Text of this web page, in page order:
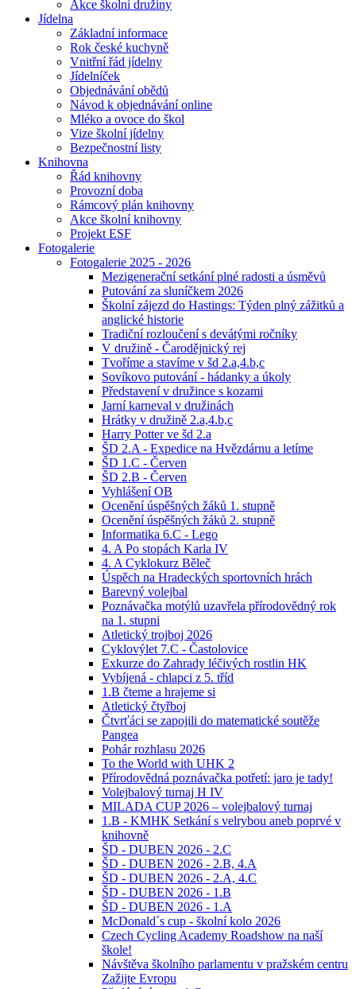
Akce školní družiny
Jídelna
Základní informace
Rok české kuchyně
Vnitřní řád jídelny
Jídelníček
Objednávání obědů
Návod k objednávání online
Mléko a ovoce do škol
Vize školní jídelny
Bezpečnostní listy
Knihovna
Řád knihovny
Provozní doba
Rámcový plán knihovny
Akce školní knihovny
Projekt ESF
Fotogalerie
Fotogalerie 2025 - 2026
Mezigenerační setkání plné radosti a úsměvů
Putování za sluníčkem 2026
Školní zájezd do Hastings: Týden plný zážitků a
anglické historie
Tradiční rozloučení s devátými ročníky
V družině - Čarodějnický rej
Tvoříme a stavíme v šd 2.a,4.b,c
Sovíkovo putování - hádanky a úkoly
Představení v družince s kozami
Jarní karneval v družinách
Hrátky v družině 2.a,4.b,c
Harry Potter ve šd 2.a
ŠD 2.A - Expedice na Hvězdárnu a letíme
ŠD 1.C - Červen
ŠD 2.B - Červen
Vyhlášení OB
Ocenění úspěšných žáků 1. stupně
Ocenění úspěšných žáků 2. stupně
Informatika 6.C - Lego
4. A Po stopách Karla IV
4. A Cyklokurz Běleč
Úspěch na Hradeckých sportovních hrách
Barevný volejbal
Poznávačka motýlů uzavřela přírodovědný rok
na 1. stupni
Atletický trojboj 2026
Cyklovýlet 7.C - Častolovice
Exkurze do Zahrady léčivých rostlin HK
Vybíjená - chlapci z 5. tříd
1.B čteme a hrajeme si
Atletický čtyřboj
Čtvrťáci se zapojili do matematické soutěže
Pangea
Pohár rozhlasu 2026
To the World with UHK 2
Přírodovědná poznávačka potřetí: jaro je tady!
Volejbalový turnaj H IV
MILADA CUP 2026 – volejbalový turnaj
1.B - KMHK Setkání s velrybou aneb poprvé v
knihovně
ŠD - DUBEN 2026 - 2.C
ŠD - DUBEN 2026 - 2.B, 4.A
ŠD - DUBEN 2026 - 2.A, 4.C
ŠD - DUBEN 2026 - 1.B
ŠD - DUBEN 2026 - 1.A
McDonald´s cup - školní kolo 2026
Czech Cycling Academy Roadshow na naší
škole!
Návštěva školního parlamentu v pražském centru
Zažijte Evropu